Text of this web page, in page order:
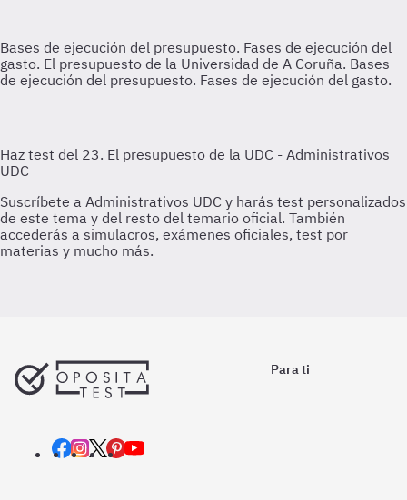
Bases de ejecución del presupuesto. Fases de ejecución del
gasto. El presupuesto de la Universidad de A Coruña. Bases
de ejecución del presupuesto. Fases de ejecución del gasto.
Para ti